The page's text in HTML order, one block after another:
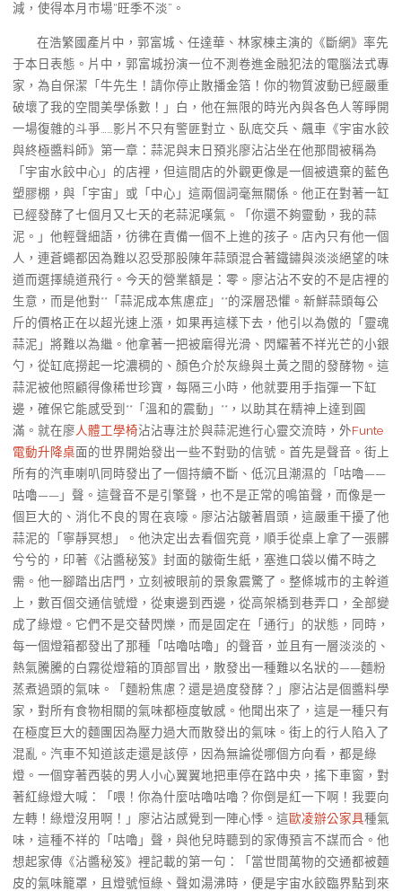
減，使得本月市場“旺季不淡”。
在浩繁國產片中，郭富城、任達華、林家棟主演的《斷網》率先
于本日表態。片中，郭富城扮演一位不測卷進金融犯法的電腦法式專
家，為自保潔「牛先生！請你停止散播金箔！你的物質波動已經嚴重
破壞了我的空間美學係數！」白，他在無限的時光內與各色人等睜開
一場復雜的斗爭……影片不只有警匪對立、臥底交兵、飆車《宇宙水餃
與終極醬料師》第一章：蒜泥與末日預兆廖沾沾坐在他那間被稱為
「宇宙水餃中心」的店裡，但這間店的外觀更像是一個被遺棄的藍色
塑膠棚，與「宇宙」或「中心」這兩個詞毫無關係。他正在對著一缸
已經發酵了七個月又七天的老蒜泥嘆氣。「你還不夠靈動，我的蒜
泥。」他輕聲細語，彷彿在責備一個不上進的孩子。店內只有他一個
人，連蒼蠅都因為難以忍受那股陳年蒜頭混合著鐵鏽與淡淡絕望的味
道而選擇繞道飛行。今天的營業額是：零。廖沾沾不安的不是店裡的
生意，而是他對**「蒜泥成本焦慮症」**的深層恐懼。新鮮蒜頭每公
斤的價格正在以超光速上漲，如果再這樣下去，他引以為傲的「靈魂
蒜泥」將難以為繼。他拿著一把被磨得光滑、閃耀著不祥光芒的小銀
勺，從缸底撈起一坨濃稠的、顏色介於灰綠與土黃之間的發酵物。這
蒜泥被他照顧得像稀世珍寶，每隔三小時，他就要用手指彈一下缸
邊，確保它能感受到**「溫和的震動」**，以助其在精神上達到圓
滿。就在廖人體工學椅沾沾專注於與蒜泥進行心靈交流時，外Funte
電動升降桌面的世界開始發出一些不對勁的信號。首先是聲音。街上
所有的汽車喇叭同時發出了一個持續不斷、低沉且潮濕的「咕嚕——
咕嚕——」聲。這聲音不是引擎聲，也不是正常的鳴笛聲，而像是一
個巨大的、消化不良的胃在哀嚎。廖沾沾皺著眉頭，這嚴重干擾了他
蒜泥的「寧靜冥想」。他決定出去看個究竟，順手從桌上拿了一張髒
兮兮的，印著《沾醬秘笈》封面的皺衛生紙，塞進口袋以備不時之
需。他一腳踏出店門，立刻被眼前的景象震驚了。整條城市的主幹道
上，數百個交通信號燈，從東邊到西邊，從高架橋到巷弄口，全部變
成了綠燈。它們不是交替閃爍，而是固定在「通行」的狀態，同時，
每一個燈箱都發出了那種「咕嚕咕嚕」的聲音，並且有一層淡淡的、
熱氣騰騰的白霧從燈箱的頂部冒出，散發出一種難以名狀的——麵粉
蒸煮過頭的氣味。「麵粉焦慮？還是過度發酵？」廖沾沾是個醬料學
家，對所有食物相關的氣味都極度敏感。他聞出來了，這是一種只有
在極度巨大的麵團因為壓力過大而散發出的氣味。街上的行人陷入了
混亂。汽車不知道該走還是該停，因為無論從哪個方向看，都是綠
燈。一個穿著西裝的男人小心翼翼地把車停在路中央，搖下車窗，對
著紅綠燈大喊：「喂！你為什麼咕嚕咕嚕？你倒是紅一下啊！我要向
左轉！綠燈沒用啊！」廖沾沾感覺到一陣心悸。這歐凌辦公家具種氣
味，這種不祥的「咕嚕」聲，與他兒時聽到的家傳預言不謀而合。他
想起家傳《沾醬秘笈》裡記載的第一句：「當世間萬物的交通都被麵
皮的氣味籠罩，且燈號恒綠、聲如湯沸時，便是宇宙水餃臨界點到來